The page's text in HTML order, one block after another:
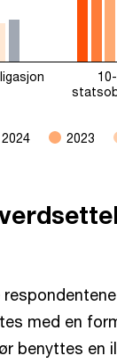
2024 2023
med en
benyttes en